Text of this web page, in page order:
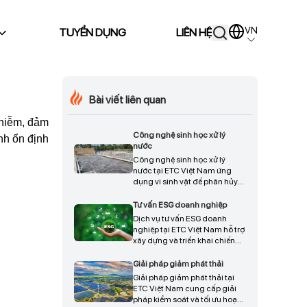
TUYỂN DỤNG LIÊN HỆ VN
đảm
ổn định
Bài viết liên quan
Công nghệ sinh học xử lý
nước
Công nghệ sinh học xử lý
nước tại ETC Việt Nam ứng
dụng vi sinh vật để phân hủy
hiệu quả, giúp giảm ô nhiễm,
tiết kiệm chi phí vận hành và
đảm bảo nước đầu ra đạt quy
chuẩn môi trường, phù hợp
nhiều loại hình sản xuất, liên
hệ chúng tôi ngay để được tư
vấn chi tiết.
Tư vấn ESG doanh nghiệp
Dịch vụ tư vấn ESG doanh
nghiệp tại ETC Việt Nam hỗ trợ
xây dựng và triển khai chiến
doanh nghiệp nâng cao hiệu
quả quản trị, tuân thủ tiêu
chuẩn môi trường, xã hội,
quản trị, tối ưu hình ảnh
Giải pháp giảm phát thải
Giải pháp giảm phát thải tại
ETC Việt Nam cung cấp giải
pháp kiểm soát và tối ưu hoạt